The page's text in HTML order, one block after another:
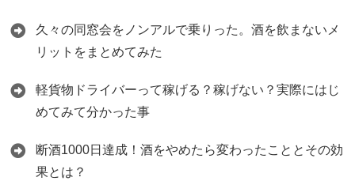
久々の同窓会をノンアルで乗りった。酒を飲まないメ
リットをまとめてみた
軽貨物ドライバーって稼げる？稼げない？実際にはじ
めてみて分かった事
断酒1000日達成！酒をやめたら変わったこととその効
果とは？